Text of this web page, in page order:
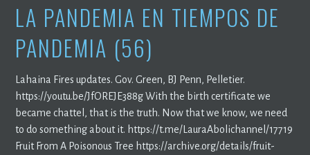
LA PANDEMIA EN TIEMPOS DE
PANDEMIA (56)
Lahaina Fires updates. Gov. Green, BJ Penn, Pelletier.
https://youtu.be/JfOREJE388g With the birth certificate we
became chattel, that is the truth. Now that we know, we need
to do something about it. https://t.me/LauraAbolichannel/17719
Fruit From A Poisonous Tree https://archive.org/details/fruit-